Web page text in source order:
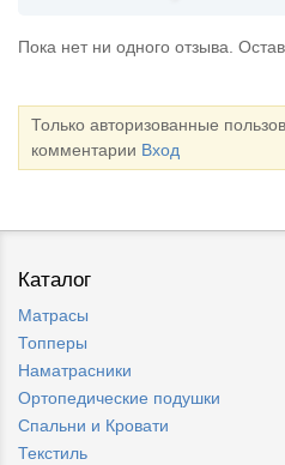
Пока нет ни одного отзыва.
Только авторизованные
комментарии Вход
Каталог
Матрасы
Топперы
Наматрасники
Ортопедические подушки
Спальни и Кровати
Текстиль